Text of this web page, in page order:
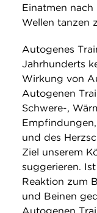
Einatmen
Wellen tanzen
Autogenes
Jahrhunderts
Wirkung von
Autogenen
Schwere-,
und des
Ziel unserem
suggerieren.
Reaktion zum
und Beinen